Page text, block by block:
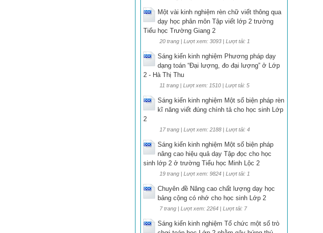
Một vài kinh nghiệm rèn chữ viết thông qua
dạy học phân môn Tập viết lớp 2 trường
Tiểu học Trường Giang 2
20 trang | Lượt xem: 3093 | Lượt tải: 1
Sáng kiến kinh nghiệm Phương pháp dạy
dạng toán “Đại lượng, đo đại lượng” ở Lớp
2 - Hà Thị Thu
11 trang | Lượt xem: 1510 | Lượt tải: 5
Sáng kiến kinh nghiệm Một số biện pháp rèn
kĩ năng viết đúng chính tả cho học sinh Lớp
2
17 trang | Lượt xem: 2188 | Lượt tải: 4
Sáng kiến kinh nghiệm Một số biện pháp
nâng cao hiệu quả dạy Tập đọc cho học
sinh lớp 2 ở trường Tiểu học Minh Lộc 2
19 trang | Lượt xem: 9824 | Lượt tải: 1
Chuyên đề Nâng cao chất lượng dạy học
bảng cộng có nhớ cho học sinh Lớp 2
7 trang | Lượt xem: 2264 | Lượt tải: 7
Sáng kiến kinh nghiệm Tổ chức một số trò